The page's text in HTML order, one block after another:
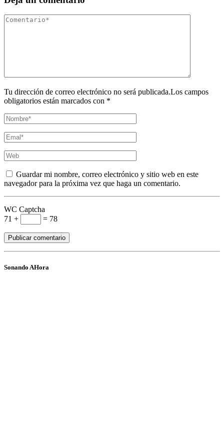
Tu dirección de correo electrónico no será publicada.Los campos
obligatorios están marcados con *
Guardar mi nombre, correo electrónico y sitio web en este
navegador para la próxima vez que haga un comentario.
WC Captcha
71 +
= 78
Sonando AHora